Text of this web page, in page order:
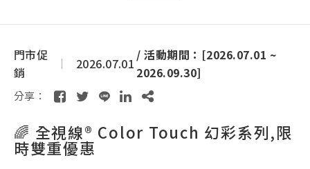
門市促
銷
2026.07.01
/ 活動期間：[2026.07.01 ~
2026.09.30]
分享：
🌈 全視線® Color Touch 幻彩系列,限
時雙重優惠